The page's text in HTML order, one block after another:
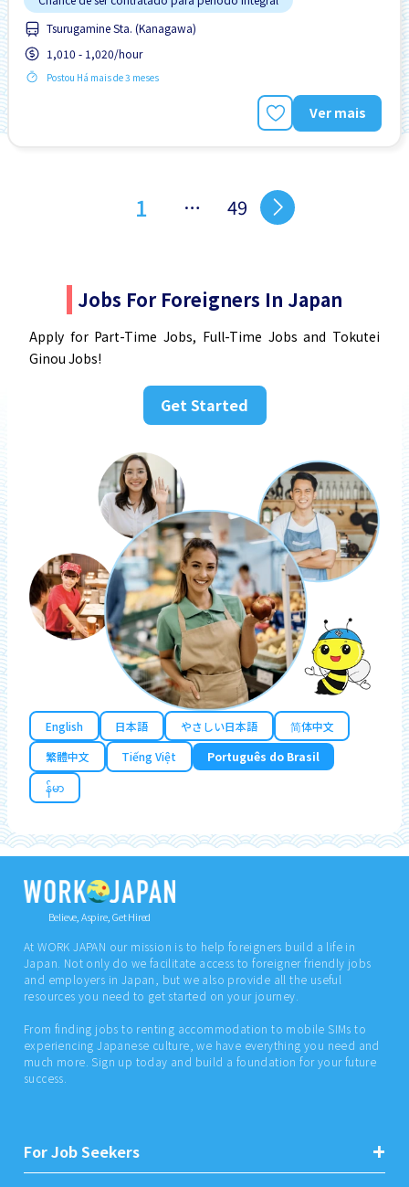
Tsurugamine Sta. (Kanagawa)
1,010 - 1,020/hour
Postou Há mais de 3 meses
Ver mais
1 … 49
Jobs For Foreigners In Japan
Apply for Part-Time Jobs, Full-Time Jobs and Tokutei
Ginou Jobs!
Get Started
English 日本語 やさしい日本語
简体中文
繁體中文
Tiếng Việt
Português do Brasil
န်မာ
Believe, Aspire, Get Hired
At WORK JAPAN our mission is to help foreigners build a life in
Japan. Not only do we facilitate access to foreigner friendly jobs
and employers in Japan, but we also provide all the useful
resources you need to get started on your journey.
From finding jobs to renting accommodation to mobile SIMs to
experiencing Japanese culture, we have everything you need and
much more. Sign up today and build a foundation for your future
success.
For Job Seekers